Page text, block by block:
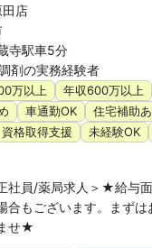
店
寺駅車5分
剤の実務経験者
万以上 年収600万以上
車通勤OK
住宅補助
資格取得支援 未経験OK
社員/薬局求人＞★給与
合もございます。まず
せ★